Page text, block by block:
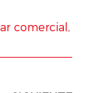
comercial,